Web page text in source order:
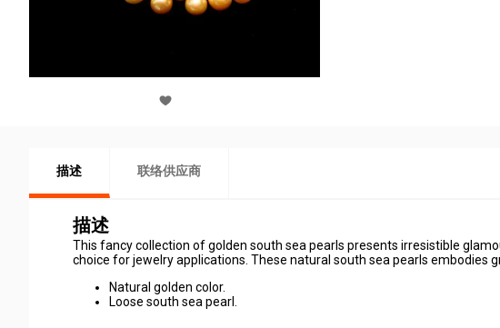
描述 联络供应商
描述
This fancy collection of golden south sea pearls presents irresistible
choice for jewelry applications. These natural south sea pearls embodies
Natural golden color.
Loose south sea pearl.